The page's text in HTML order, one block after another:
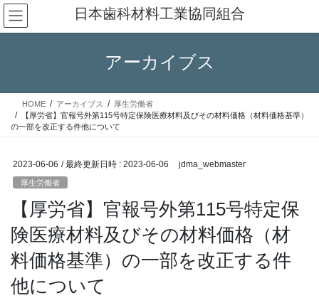
コ
ン
テ
ス
ナ
ビ
ゲ
ン
日本歯科材料工業協同組合
アーカイブス
HOME アーカイブス
厚生労働省
【厚労省】官報号外第115号特定保険医療材料及びその材料価格（材料価格基準）
の一部を改正する件他について
2023-06-06 / 最終更新日時 : 2023-06-06 jdma_webmaster
厚生労働省
【厚労省】官報号外第115号特定保
険医療材料及びその材料価格（材
料価格基準）の一部を改正する件
他について